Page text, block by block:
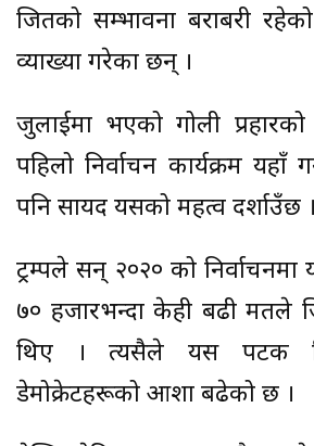
जितको सम्भावना बराबरी
व्याख्या गरेका छन् ।
जुलाईमा भएको गोली प्रहारको
पहिलो निर्वाचन कार्यक्रम यहाँ
पनि सायद यसको महत्व दर्शाउँछ ।
ट्रम्पले सन् २०२० को
७० हजारभन्दा केही बढी मतले
थिए । त्यसैले यस पटक
डेमोक्रेटहरूको आशा बढेको छ ।